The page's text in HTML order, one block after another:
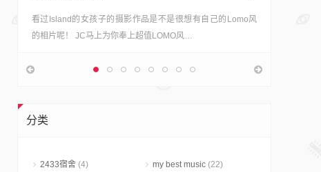
看过Island的女孩子的摄影作品是不是很想有自己的Lomo风
的相片呢！ JC马上为你奉上超值LOMO风…
分类
2433宿舍 (4) my best music (22)